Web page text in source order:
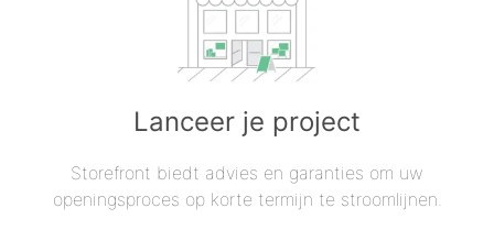
Lanceer je project
Storefront biedt advies en garanties om uw
openingsproces op korte termijn te stroomlijnen.